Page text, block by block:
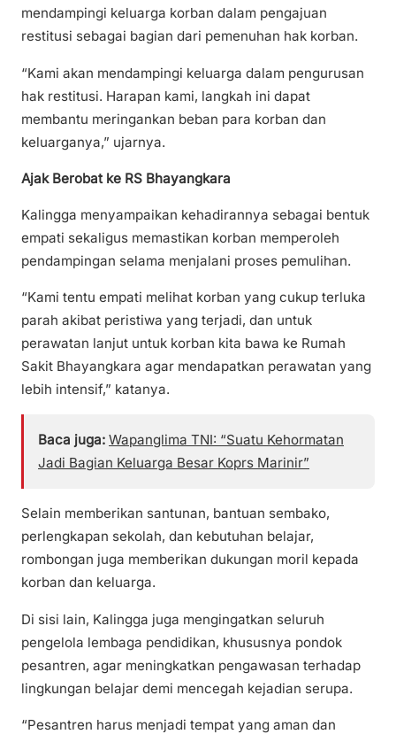
mendampingi keluarga korban dalam pengajuan
restitusi sebagai bagian dari pemenuhan hak korban.
“Kami akan mendampingi keluarga dalam pengurusan
hak restitusi. Harapan kami, langkah ini dapat
membantu meringankan beban para korban dan
keluarganya,” ujarnya.
Ajak Berobat ke RS Bhayangkara
Kalingga menyampaikan kehadirannya sebagai bentuk
empati sekaligus memastikan korban memperoleh
pendampingan selama menjalani proses pemulihan.
“Kami tentu empati melihat korban yang cukup terluka
parah akibat peristiwa yang terjadi, dan untuk
perawatan lanjut untuk korban kita bawa ke Rumah
Sakit Bhayangkara agar mendapatkan perawatan yang
lebih intensif,” katanya.
Baca juga: Wapanglima TNI: “Suatu Kehormatan
Jadi Bagian Keluarga Besar Koprs Marinir”
Selain memberikan santunan, bantuan sembako,
perlengkapan sekolah, dan kebutuhan belajar,
rombongan juga memberikan dukungan moril kepada
korban dan keluarga.
Di sisi lain, Kalingga juga mengingatkan seluruh
pengelola lembaga pendidikan, khususnya pondok
pesantren, agar meningkatkan pengawasan terhadap
lingkungan belajar demi mencegah kejadian serupa.
“Pesantren harus menjadi tempat yang aman dan